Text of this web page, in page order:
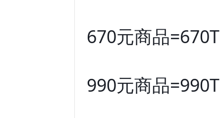
670元商品=670T
990元商品=990T